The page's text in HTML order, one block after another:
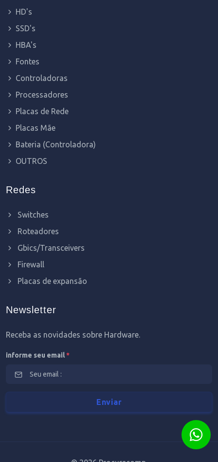
HD's
SSD's
HBA's
Fontes
Controladoras
Processadores
Placas de Rede
Placas Mãe
Bateria (Controladora)
OUTROS
Redes
Switches
Roteadores
Gbics/Transceivers
Firewall
Placas de expansão
Newsletter
Receba as novidades sobre Hardware.
informe seu email*